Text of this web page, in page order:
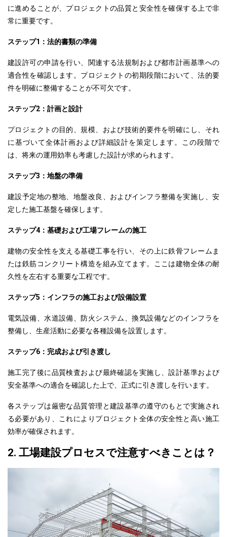
に進めることが、プロジェクトの品質と安全性を確保する上で非
常に重要です。
ステップ1：法的書類の準備
建設許可の申請を行い、 関連する法規制および都市計画基準への
適合性を確認します。プロジェクトの初期段階において、法的要
件を明確に整備することが不可欠です。
ステップ2：計画と設計
プロジェクトの目的、規模、 および技術的要件を明確にし、それ
に基づいて全体計画および詳細設計を策定します。この段階で
は、将来の運用効率も考慮した設計が求められます。
ステップ3：地盤の準備
建設予定地の整地、地盤改良、およびインフラ整備を実施し、安
定した施工基盤を確保します。
ステップ4：基礎および工場フレームの施工
建物の安全性を支える基礎工事を行い、 その上に鉄骨フレームま
たは鉄筋コンクリート構造を組み立てます。ここは建物全体の耐
久性を左右する重要な工程です。
ステップ5：インフラの施工および設備設置
電気設備、水道設備、防火システム、換気設備などのインフラを
整備し、生産活動に必要な各種設備を設置します。
ステップ6：完成および引き渡し
施工完了後に品質検査および最終確認を実施し、設計基準および
安全基準への適合を確認した上で、正式に引き渡しを行います。
各ステップは厳密な品質管理と建設基準の遵守のもとで実施され
る必要があり、これによりプロジェクト全体の安全性と高い施工
効率が確保されます。
2. 工場建設プロセスで注意すべきことは？